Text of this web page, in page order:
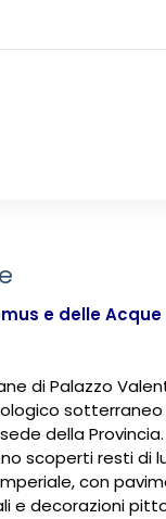
e delle Acque
di Palazzo
della
scoperti resti di
con
e decorazioni